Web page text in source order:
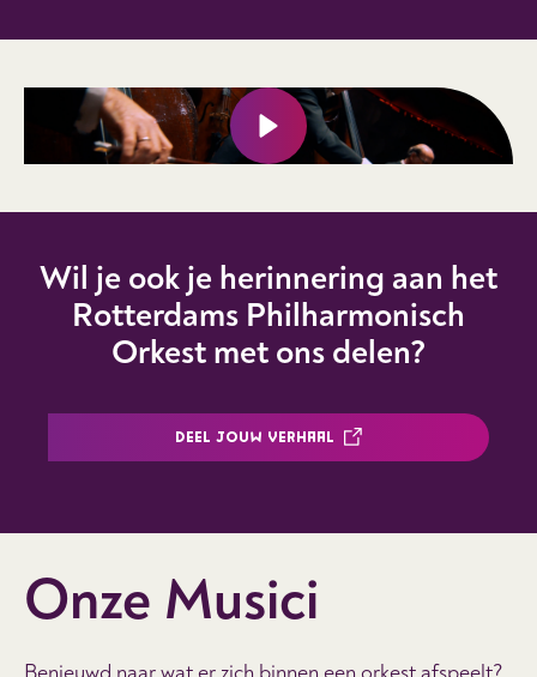
Wil je ook je herinnering aan het
Rotterdams Philharmonisch
Orkest met ons delen?
DEEL JOUW VERHAAL
Onze Musici